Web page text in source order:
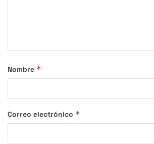
Nombre *
Correo electrónico *